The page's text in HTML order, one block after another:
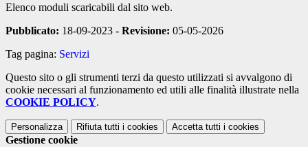
Elenco moduli scaricabili dal sito web.
Pubblicato: 18-09-2023 - Revisione: 05-05-2026
Tag pagina: Servizi
Questo sito o gli strumenti terzi da questo utilizzati si avvalgono di
cookie necessari al funzionamento ed utili alle finalità illustrate nella
COOKIE POLICY.
Personalizza Rifiuta tutti i cookies Accetta tutti i cookies
Gestione cookie